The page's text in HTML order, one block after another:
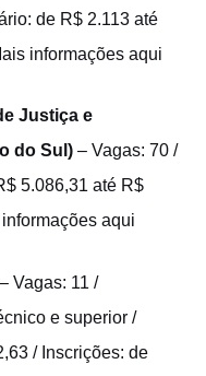
de R$ 2.113 até
informações aqui
Justiça e
do Sul) – Vagas: 70 /
5.086,31 até R$
informações aqui
– Vagas: 11 /
e superior /
/ Inscrições: de